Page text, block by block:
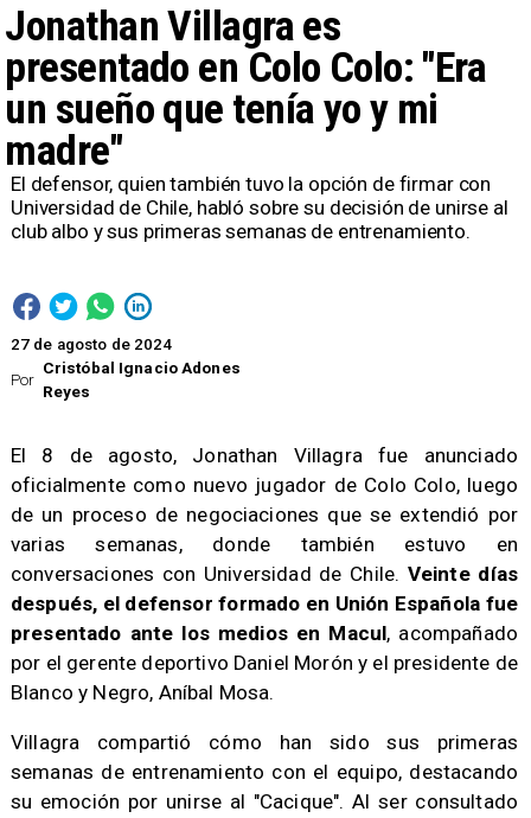
Por
Cristóbal Ignacio Adones
Reyes
Jonathan Villagra es
presentado en Colo Colo: "Era
un sueño que tenía yo y mi
madre"
27 de agosto de 2024
​El defensor, quien también tuvo la opción de firmar con
Universidad de Chile, habló sobre su decisión de unirse al
club albo y sus primeras semanas de entrenamiento.
El 8 de agosto, Jonathan Villagra fue anunciado
oficialmente como nuevo jugador de Colo Colo, luego
de un proceso de negociaciones que se extendió por
varias semanas, donde también estuvo en
conversaciones con Universidad de Chile. Veinte días
después, el defensor formado en Unión Española fue
presentado ante los medios en Macul, acompañado
por el gerente deportivo Daniel Morón y el presidente de
Blanco y Negro, Aníbal Mosa.
Villagra compartió cómo han sido sus primeras
semanas de entrenamiento con el equipo, destacando
su emoción por unirse al "Cacique". Al ser consultado